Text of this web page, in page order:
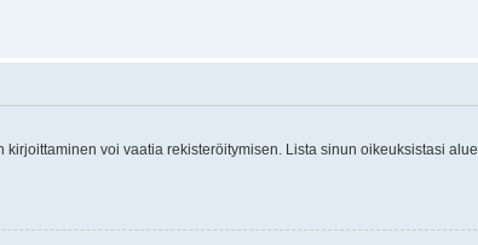
voi vaatia rekisteröitymisen. Lista sinun oikeuksistasi